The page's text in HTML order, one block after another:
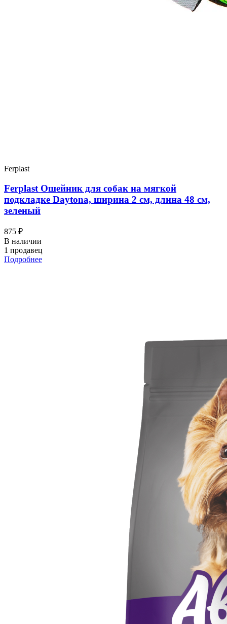
Ferplast
Ferplast Ошейник для собак на мягкой
подкладке Daytona, ширина 2 см, длина 48 см,
зеленый
875 ₽
В наличии
1 продавец
Подробнее